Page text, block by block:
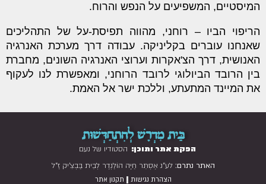
המיסטיים, המשפיעים על הנפש והרוח.
הריפוי הביו – רוחני, מהווה תפיסת-על של התהליכים
שאנחנו עוברים בקליניקה. עבודה דרך מערכת האנרגיה
האנושית, דרך הצ'אקרות וערוצי האנרגיה השונים, מחברת
בין הרובד הביולוגי לרובד הרוחני, ומאפשרת לנו לעקוף
את המיינד המתעתע, וללכת ישר אל האמת.
בֵּית מִדְרָשׁ לְהִתְחַדְּשׁוּת
הפקת אתר ותוכן: הסטודיו של נעם
האתר נתרם:לע"נ אֶסְתֵּר חַיָּה הוֹלַנְדֶר לְבֵית בַּבְצִ'יק זַ"ל
הצהרת נגישות | תקנון אתר